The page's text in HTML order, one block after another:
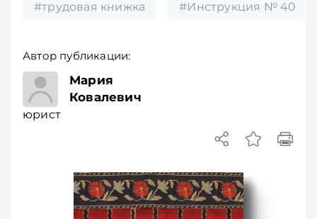
#трудовая книжка #Инструкция № 40
Автор публикации:
юрист
Мария
Ковалевич
юрист